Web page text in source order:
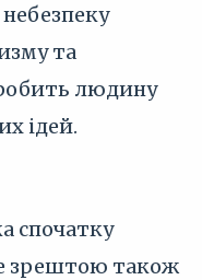
та
людину
ідей.
спочатку
зрештою також